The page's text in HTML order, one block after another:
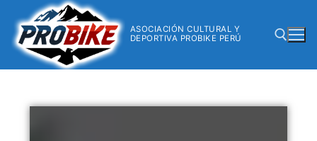
ASOCIACIÓN CULTURAL Y
DEPORTIVA PROBIKE PERÚ